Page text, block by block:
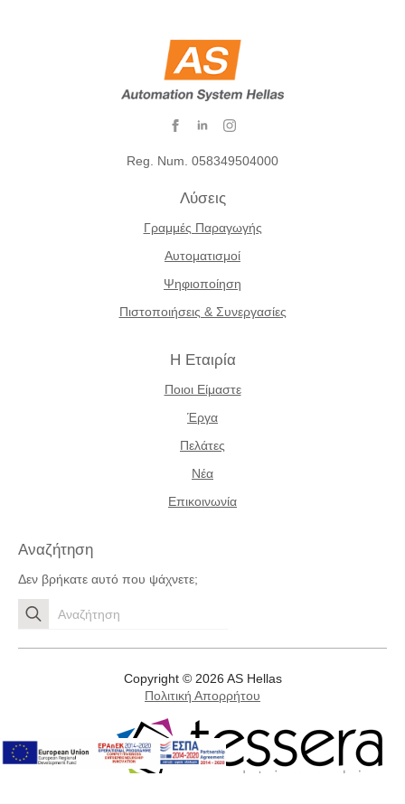
Reg. Num. 058349504000
Λύσεις
Γραμμές Παραγωγής
Αυτοματισμοί
Ψηφιοποίηση
Πιστοποιήσεις & Συνεργασίες
Η Εταιρία
Ποιοι Είμαστε
Έργα
Πελάτες
Νέα
Επικοινωνία
Αναζήτηση
Δεν βρήκατε αυτό που ψάχνετε;
Search
for:
Copyright © 2026 AS Hellas
Πολιτική Απορρήτου
Development by